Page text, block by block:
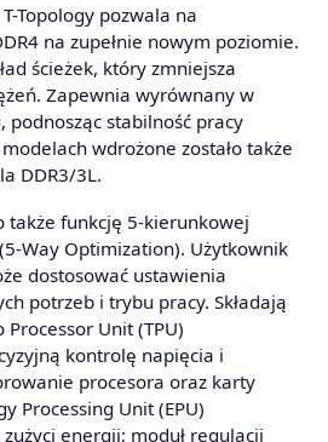
Topology pozwala na
na zupełnie nowym poziomie.
ścieżek, który zmniejsza
Zapewnia wyrównany w
podnosząc stabilność pracy
wdrożone zostało także
DDR3/3L.
także funkcję 5-kierunkowej
Way Optimization). Użytkownik
dostosować ustawienia
potrzeb i trybu pracy. Składają
Processor Unit (TPU)
kontrolę napięcia i
procesora oraz karty
Processing Unit (EPU)
energii; moduł regulacji